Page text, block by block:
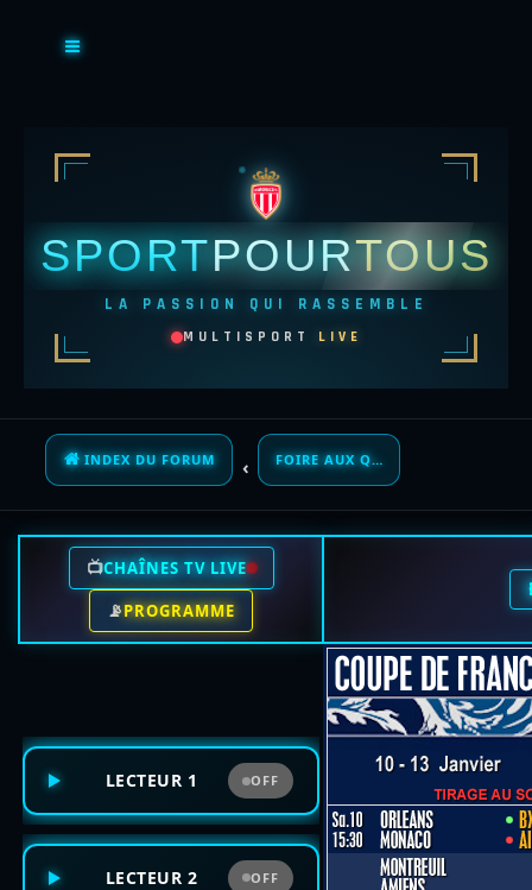
SPORTPOURTOUS
LA PASSION QUI RASSEMBLE
MULTISPORT LIVE
INDEX DU FORUM FOIRE AUX QUESTIONS (QUESTIONS POSÉES FRÉQUEMMENT)
📺CHAÎNES TV LIVE
📡PROGRAMME
LECTEUR 1 OFF
LECTEUR 2 OFF